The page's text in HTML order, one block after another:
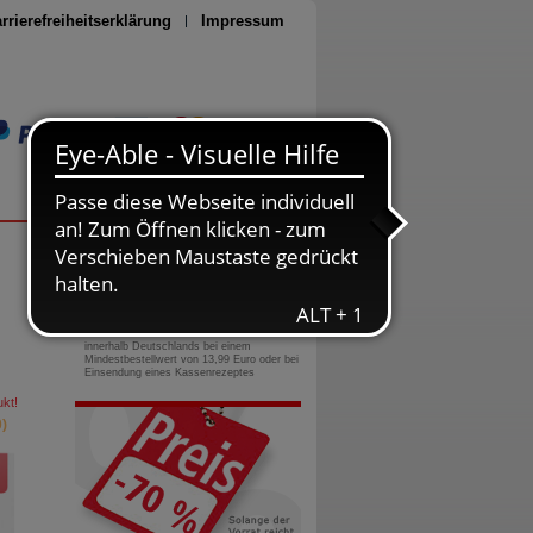
Impressum
Seite drucken
0800-10 11 422
gebührenfreie Rufnummer
innerhalb Deutschlands bei einem
Mindestbestellwert von 13,99 Euro oder bei
Einsendung eines Kassenrezeptes